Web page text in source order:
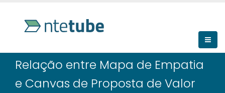
Relação entre Mapa de Empatia
e Canvas de Proposta de Valor